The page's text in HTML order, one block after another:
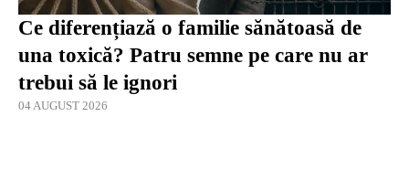
Ce diferențiază o familie sănătoasă de
una toxică? Patru semne pe care nu ar
trebui să le ignori
04 AUGUST 2026